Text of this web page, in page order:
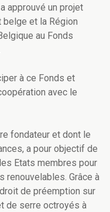
approuvé un projet
et la Région
au Fonds
à ce Fonds et
avec le
fondateur et dont le
a pour objectif de
Etats membres pour
renouvelables. Grâce à
de préemption sur
de serre octroyés à